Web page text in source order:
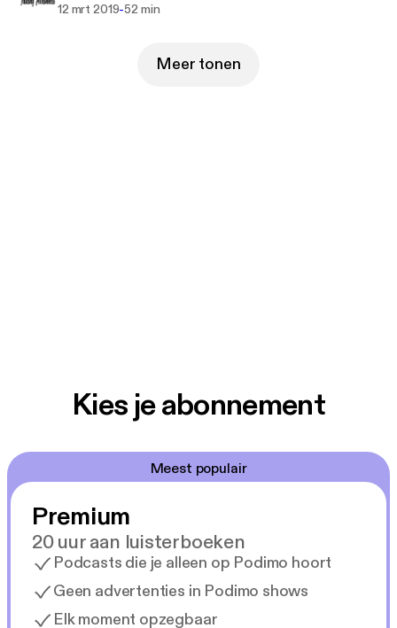
12 mrt 2019-52 min
Meer tonen
Kies je abonnement
Meest populair
Premium
20 uur aan luisterboeken
Podcasts die je alleen op Podimo hoort
Geen advertenties in Podimo shows
Elk moment opzegbaar